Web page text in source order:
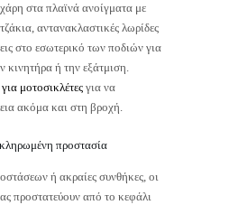
στα πλαϊνά ανοίγματα με
αντανακλαστικές λωρίδες
στο εσωτερικό των ποδιών για
κινητήρα ή την εξάτμιση.
μοτοσικλέτες για να
ακόμα και στη βροχή.
προστασία
ή ακραίες συνθήκες, οι
προστατεύουν από το κεφάλι